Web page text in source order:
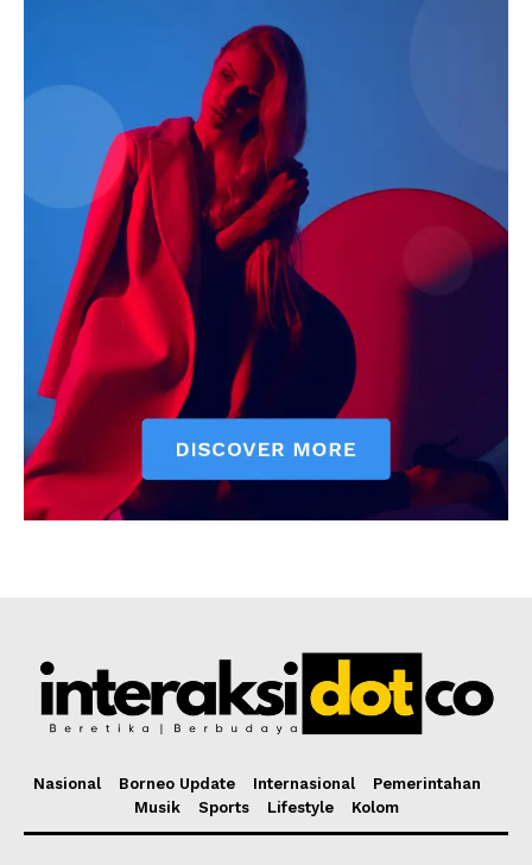
Nasional Borneo Update Internasional
Pemerintahan
Musik
Sports Lifestyle Kolom